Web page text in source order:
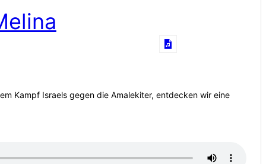
Kampf Israels gegen die Amalekiter, entdecken wir eine